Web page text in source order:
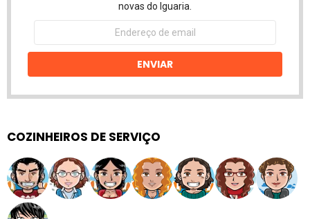
novas do Iguaria.
Endereço
email
ENVIAR
COZINHEIROS DE SERVIÇO